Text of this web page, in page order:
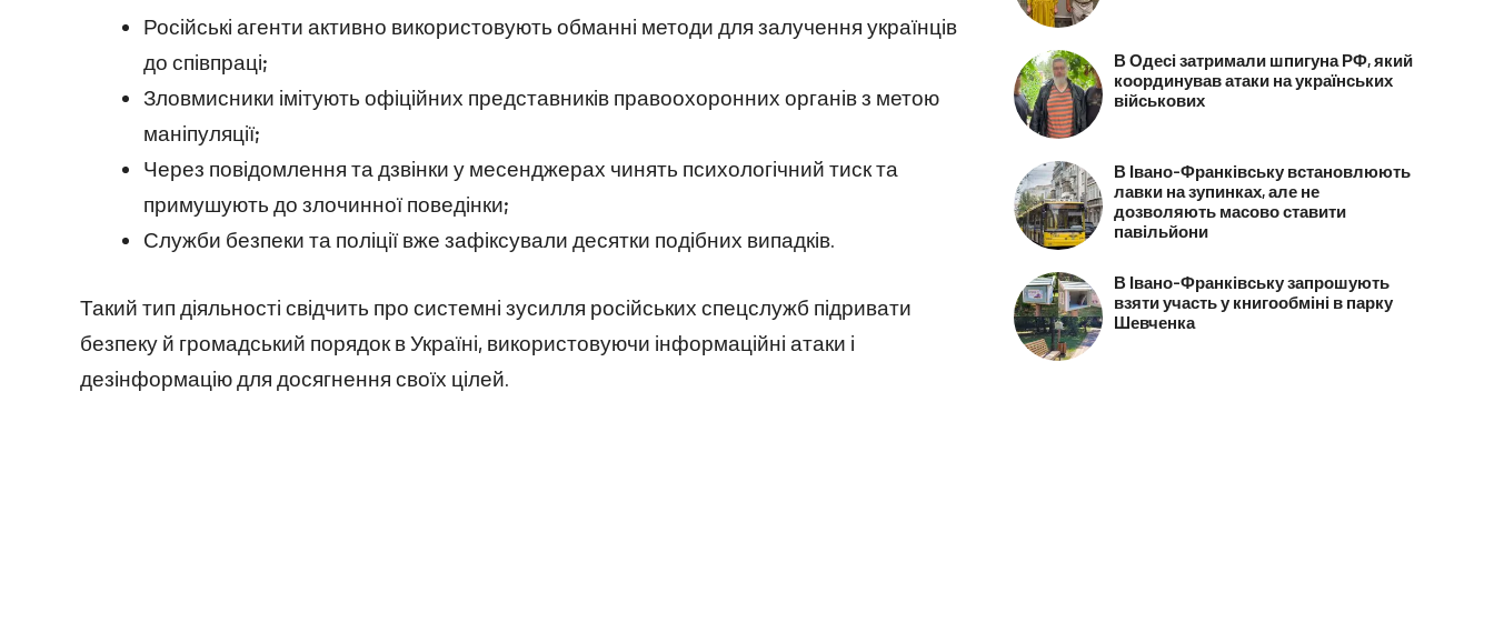
Російські агенти активно використовують обманні методи для залучення українців
до співпраці;
Зловмисники імітують офіційних представників правоохоронних органів з метою
маніпуляції;
Через повідомлення та дзвінки у месенджерах чинять психологічний тиск та
примушують до злочинної поведінки;
Служби безпеки та поліції вже зафіксували десятки подібних випадків.
Такий тип діяльності свідчить про системні зусилля російських спецслужб підривати
безпеку й громадський порядок в Україні, використовуючи інформаційні атаки і
дезінформацію для досягнення своїх цілей.
В Одесі затримали шпигуна РФ, який
координував атаки на українських
військових
В Івано-Франківську встановлюють
лавки на зупинках, але не
дозволяють масово ставити
павільйони
В Івано-Франківську запрошують
взяти участь у книгообміні в парку
Шевченка